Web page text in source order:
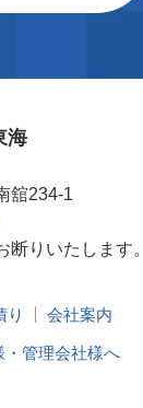
海
舘234-1
りいたします。
り 会社案内
・管理会社様へ